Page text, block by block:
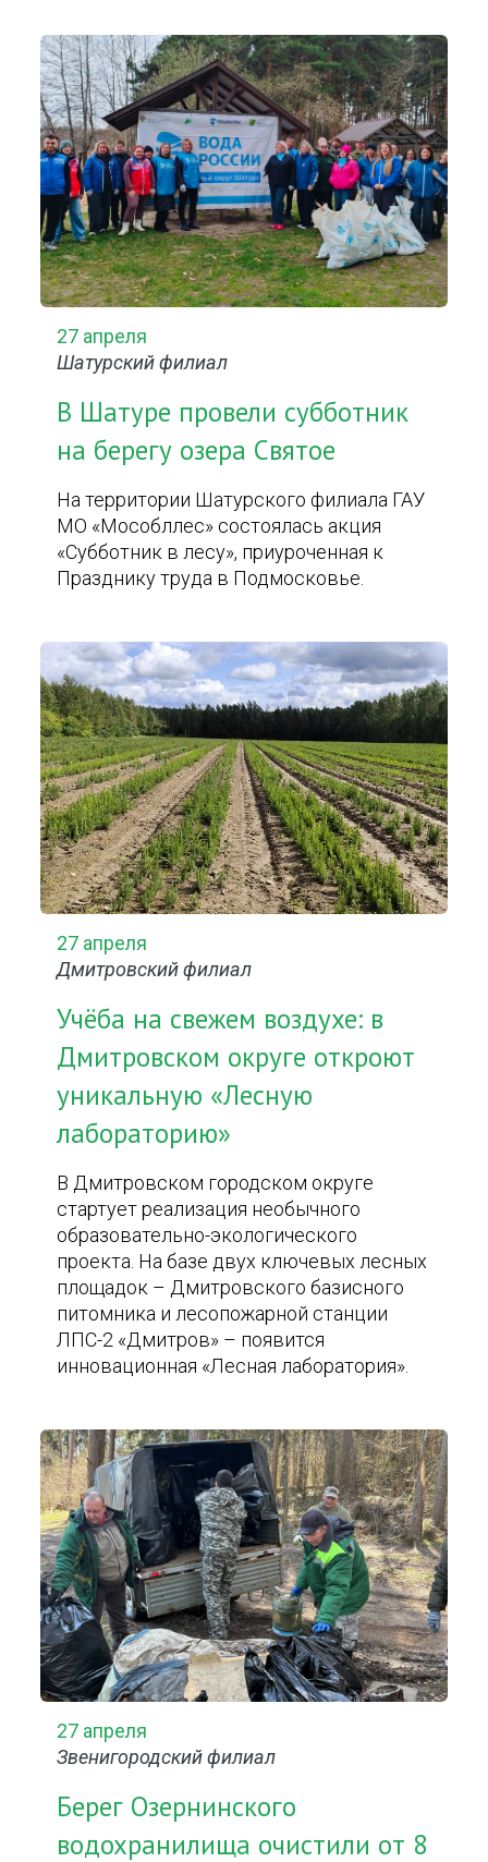
27 апреля
Шатурский филиал
В Шатуре провели субботник
на берегу озера Святое
На территории Шатурского филиала ГАУ
МО «Мособллес» состоялась акция
«Субботник в лесу», приуроченная к
Празднику труда в Подмосковье.
27 апреля
Дмитровский филиал
Учёба на свежем воздухе: в
Дмитровском округе откроют
уникальную «Лесную
лабораторию»
В Дмитровском городском округе
стартует реализация необычного
образовательно-экологического
проекта. На базе двух ключевых лесных
площадок – Дмитровского базисного
питомника и лесопожарной станции
ЛПС-2 «Дмитров» – появится
инновационная «Лесная лаборатория».
27 апреля
Звенигородский филиал
Берег Озернинского
водохранилища очистили от 8